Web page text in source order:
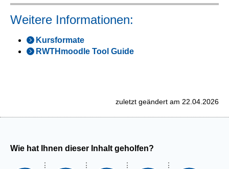
Weitere Informationen:
Kursformate
RWTHmoodle Tool Guide
zuletzt geändert am 22.04.2026
Wie hat Ihnen dieser Inhalt geholfen?